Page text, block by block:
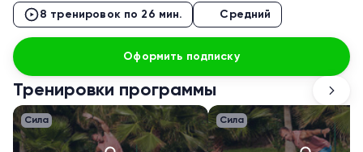
8 тренировок по 26 мин. Средний
Оформить подписку
Тренировки программы
Сила Сила